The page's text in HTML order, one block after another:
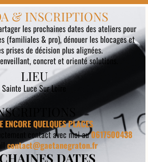
& INSCRIPTIONS
les prochaines dates des ateliers pour
(familiales & pro), dénouer les blocages et
prises de décision plus alignées.
concret et orienté solutions.
LIEU
Sainte Luce Sur Loire
ENCORE QUELQUES PLACES
contact avec moi au0617500438
contact@gaetanegraton.fr
DATES